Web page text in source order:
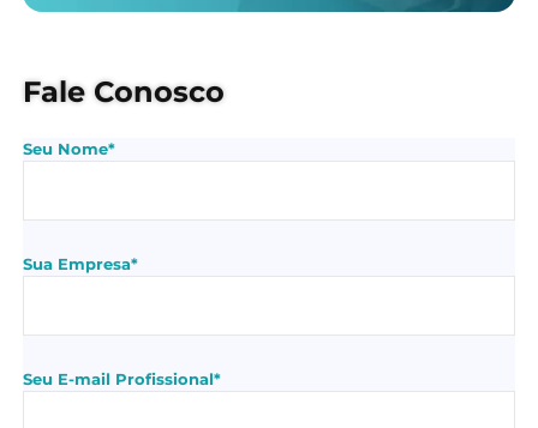
Fale Conosco
Seu Nome*
Sua Empresa*
Seu E-mail Profissional*